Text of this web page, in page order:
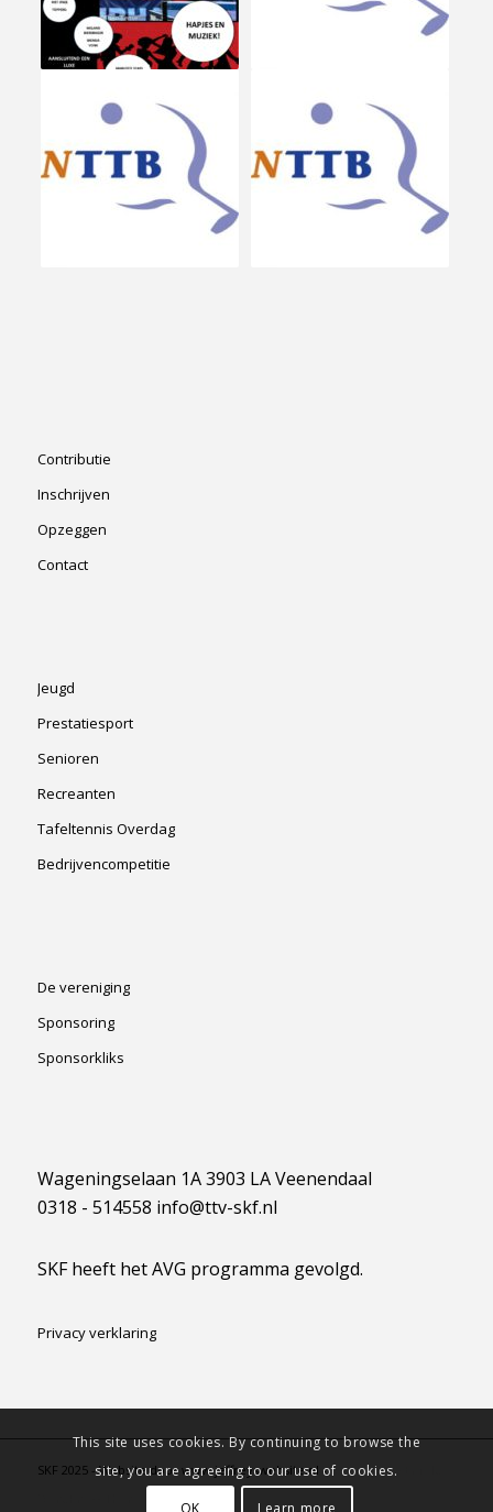
Contributie
Inschrijven
Opzeggen
Contact
Jeugd
Prestatiesport
Senioren
Recreanten
Tafeltennis Overdag
Bedrijvencompetitie
De vereniging
Sponsoring
Sponsorkliks
Wageningselaan 1A 3903 LA Veenendaal
0318 - 514558 info@ttv-skf.nl
SKF heeft het AVG programma gevolgd.
Privacy verklaring
SKF 2025 - Website door www.jeffreyswebsite.nl -powered by Enfold
This site uses cookies. By continuing to browse the
site, you are agreeing to our use of cookies.